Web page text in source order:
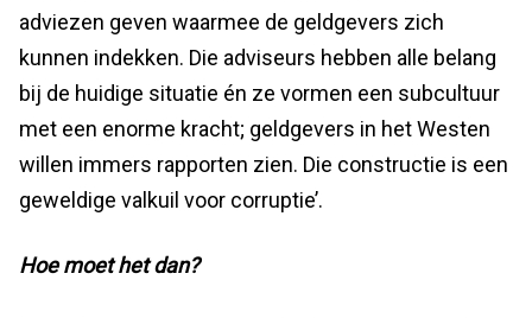
adviezen geven waarmee de geldgevers zich
kunnen indekken. Die adviseurs hebben alle belang
bij de huidige situatie én ze vormen een subcultuur
met een enorme kracht; geldgevers in het Westen
willen immers rapporten zien. Die constructie is een
geweldige valkuil voor corruptie’.
Hoe moet het dan?